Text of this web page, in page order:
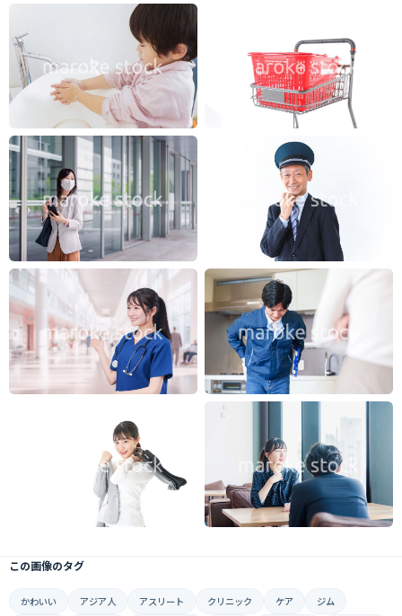
この画像のタグ
かわいい アジア人 アスリート クリニック ケア
ジム